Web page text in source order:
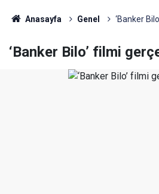
Anasayfa Genel ‘Banker
‘Banker Bilo’ filmi